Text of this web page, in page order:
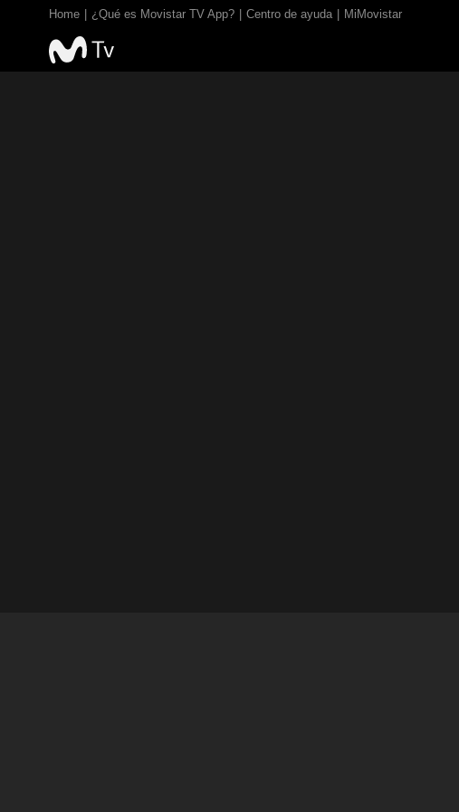
Home ¿Qué es Movistar TV App? Centro de ayuda MiMovistar